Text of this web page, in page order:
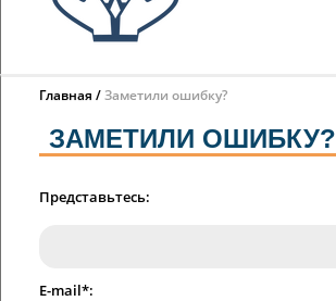
Главная Заметили ошибку?
ЗАМЕТИЛИ ОШИБКУ?
Представьтесь:
E-mail*: